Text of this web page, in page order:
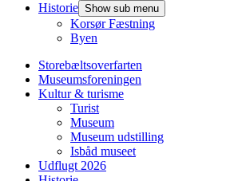
Historie Show sub menu
Korsør Fæstning
Byen
Storebæltsoverfarten
Museumsforeningen
Kultur & turisme
Turist
Museum
Museum udstilling
Isbåd museet
Udflugt 2026